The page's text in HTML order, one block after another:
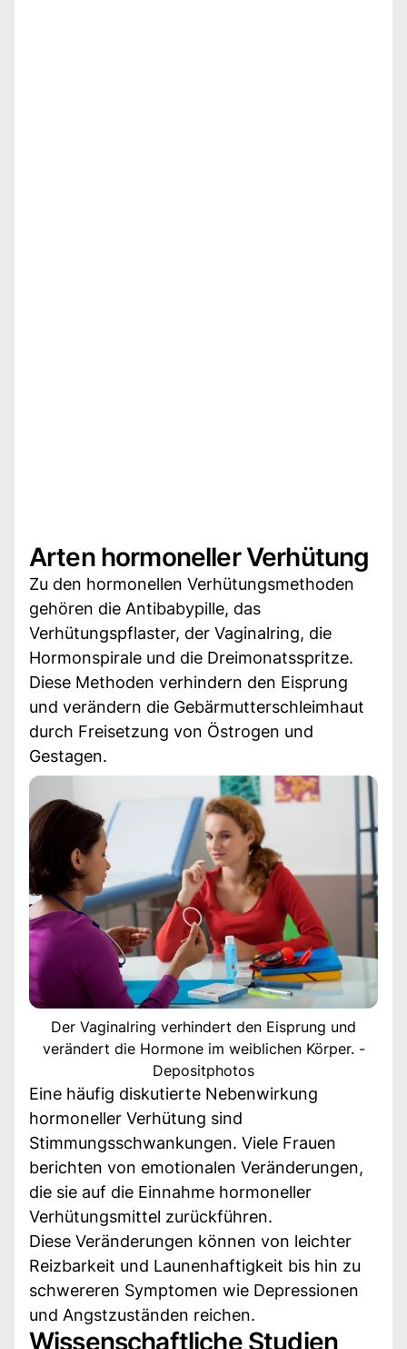
Arten hormoneller Verhütung
Zu den hormonellen Verhütungsmethoden
gehören die Antibabypille, das
Verhütungspflaster, der Vaginalring, die
Hormonspirale und die Dreimonatsspritze.
Diese Methoden verhindern den Eisprung
und verändern die Gebärmutterschleimhaut
durch Freisetzung von Östrogen und
Gestagen.
Der Vaginalring verhindert den Eisprung und
verändert die Hormone im weiblichen Körper. -
Depositphotos
Eine häufig diskutierte Nebenwirkung
hormoneller Verhütung sind
Stimmungsschwankungen. Viele Frauen
berichten von emotionalen Veränderungen,
die sie auf die Einnahme hormoneller
Verhütungsmittel zurückführen.
Diese Veränderungen können von leichter
Reizbarkeit und Launenhaftigkeit bis hin zu
schwereren Symptomen wie Depressionen
und Angstzuständen reichen.
Wissenschaftliche Studien